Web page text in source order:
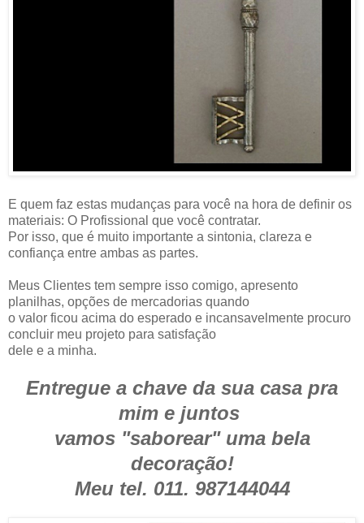
E quem faz estas mudanças para você na hora de definir os
materiais: O Profissional que você contratar.
Por isso, que é muito importante a sintonia, clareza e
confiança entre ambas as partes.
Meus Clientes tem sempre isso comigo, apresento
planilhas, opções de mercadorias quando
o valor ficou acima do esperado e incansavelmente procuro
concluir meu projeto para satisfação
dele e a minha.
Entregue a chave da sua casa pra
mim e juntos
vamos "saborear" uma bela
decoração!
Meu tel. 011. 987144044